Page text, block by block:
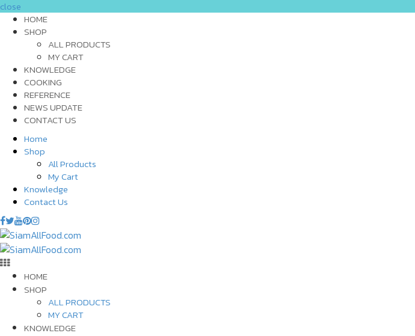
close
HOME
SHOP
ALL PRODUCTS
MY CART
KNOWLEDGE
COOKING
REFERENCE
NEWS UPDATE
CONTACT US
Home
Shop
All Products
My Cart
Knowledge
Contact Us
HOME
SHOP
ALL PRODUCTS
MY CART
KNOWLEDGE